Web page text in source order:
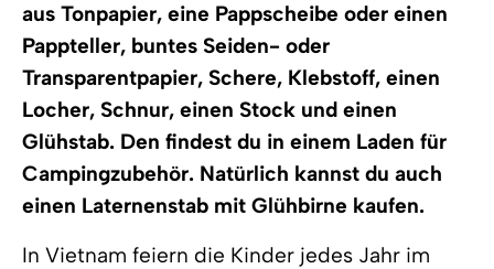
aus Tonpapier, eine Pappscheibe oder einen
Pappteller, buntes Seiden- oder
Transparentpapier, Schere, Klebstoff, einen
Locher, Schnur, einen Stock und einen
Glühstab. Den findest du in einem Laden für
Campingzubehör. Natürlich kannst du auch
einen Laternenstab mit Glühbirne kaufen.
In Vietnam feiern die Kinder jedes Jahr im